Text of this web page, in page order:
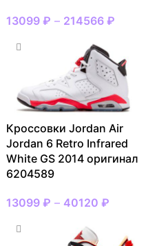
13099 ₽ – 214566 ₽
Кроссовки Jordan Air
Jordan 6 Retro Infrared
White GS 2014 оригинал
6204589
13099 ₽ – 40120 ₽